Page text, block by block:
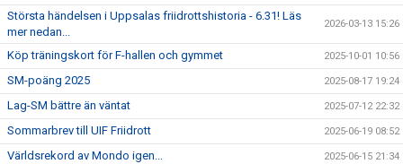
Största händelsen i Uppsalas friidrottshistoria - 6.31! Läs
mer nedan...
2026-03-13 15:26
Köp träningskort för F-hallen och gymmet 2025-10-01 10:56
SM-poäng 2025 2025-08-17 19:24
Lag-SM bättre än väntat 2025-07-12 22:32
Sommarbrev till UIF Friidrott 2025-06-19 08:52
Världsrekord av Mondo igen... 2025-06-15 21:34